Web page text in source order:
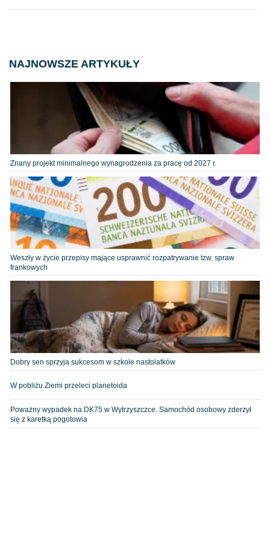
NAJNOWSZE ARTYKUŁY
Znany projekt minimalnego wynagrodzenia za pracę od 2027 r.
Weszły w życie przepisy mające usprawnić rozpatrywanie tzw. spraw
frankowych
Dobry sen sprzyja sukcesom w szkole nastolatków
W pobliżu Ziemi przeleci planetoida
Poważny wypadek na DK75 w Wytrzyszczce. Samochód osobowy zderzył
się z karetką pogotowia